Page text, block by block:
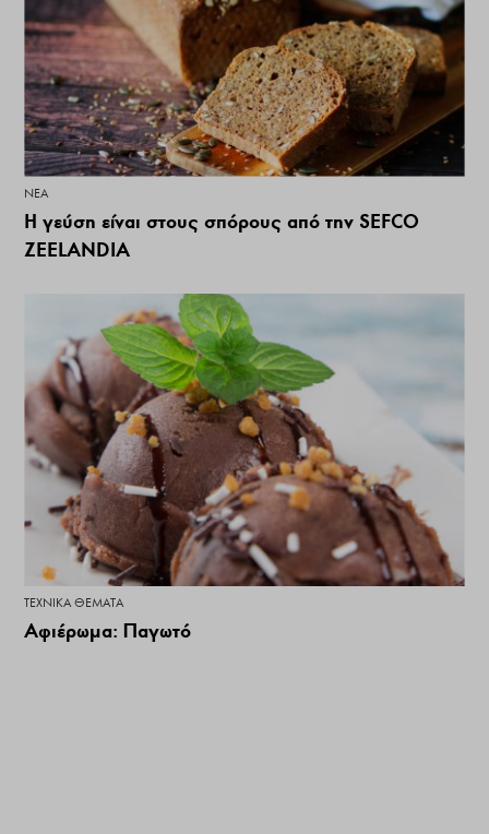
ΝΕΑ
Η γεύση είναι στους σπόρους από την SEFCO
ZEELANDIA
ΤΕΧΝΙΚΆ ΘΈΜΑΤΑ
Αφιέρωμα: Παγωτό